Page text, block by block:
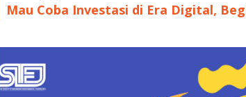
Mau Coba Investasi di Era Digital,